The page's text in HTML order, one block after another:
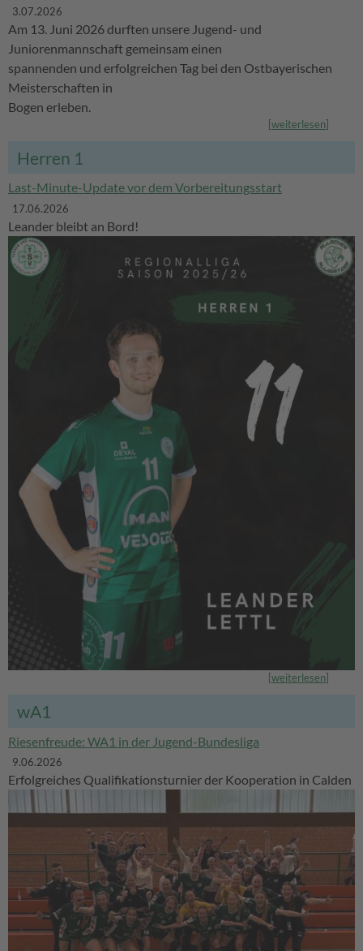
3.07.2026
Am 13. Juni 2026 durften unsere Jugend- und
Juniorenmannschaft gemeinsam einen
spannenden und erfolgreichen Tag bei den Ostbayerischen
Meisterschaften in
Bogen erleben.
[weiterlesen]
Herren 1
Last-Minute-Update vor dem Vorbereitungsstart
17.06.2026
Leander bleibt an Bord!
[weiterlesen]
wA1
Riesenfreude: WA1 in der Jugend-Bundesliga
9.06.2026
Erfolgreiches Qualifikationsturnier der Kooperation in Calden